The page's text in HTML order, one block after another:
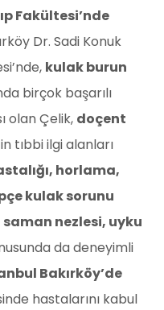
Fakültesi’nde
Dr. Sadi Konuk
kulak burun
birçok başarılı
olan Çelik, doçent
tıbbi ilgi alanları
horlama,
kulak sorunu
saman nezlesi, uyku
da deneyimli
Bakırköy’de
hastalarını kabul